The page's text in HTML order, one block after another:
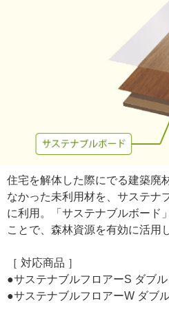
住宅を解体した際にでる建築廃
なかった未利用材を、サステナ
に利用。「サステナブルボード
ことで、森林資源を有効に活用
［ 対応商品 ］
●サステナブルフロアーS ダブル
●サステナブルフロアーW ダブ